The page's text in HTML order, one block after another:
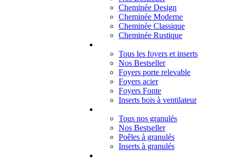
Cheminée Design
Cheminée Moderne
Cheminée Classique
Cheminée Rustique
Tous les foyers et inserts
Nos Bestseller
Foyers porte relevable
Foyers acier
Foyers Fonte
Inserts bois à ventilateur
Tous nos granulés
Nos Bestseller
Poêles à granulés
Inserts à granulés